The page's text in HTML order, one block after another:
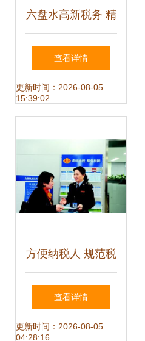
六盘水高新税务 精
准服务农产品加工
企业，助力合规经
化
查看详情
更新时间：2026-08-05
15:39:02
方便纳税人 规范税
务人 成都地税驶入
规范服务快车道
查看详情
更新时间：2026-08-05
04:28:16